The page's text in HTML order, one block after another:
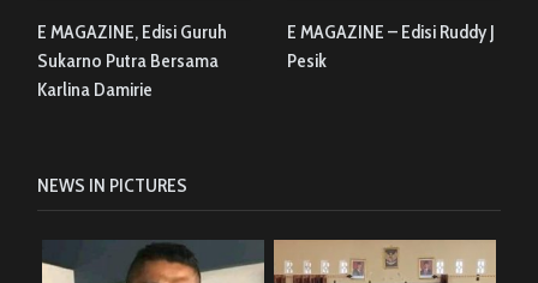
E MAGAZINE, Edisi Guruh
Sukarno Putra Bersama
Karlina Damirie
E MAGAZINE – Edisi Ruddy J
Pesik
NEWS IN PICTURES